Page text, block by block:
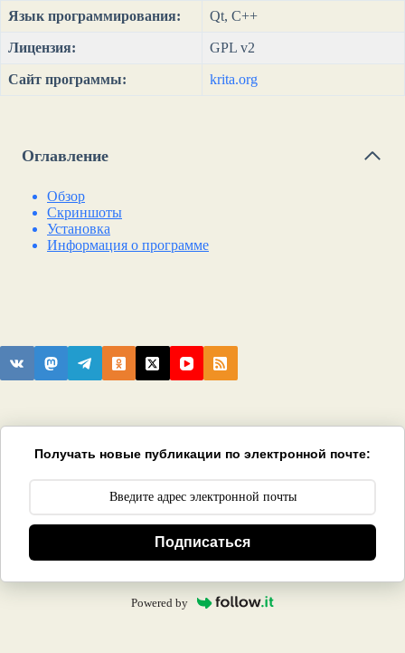
Язык программирования: Qt, C++
Лицензия: GPL v2
Сайт программы: krita.org
Оглавление
Обзор
Скриншоты
Установка
Информация о программе
Получать новые публикации по электронной почте:
Подписаться
Powered by